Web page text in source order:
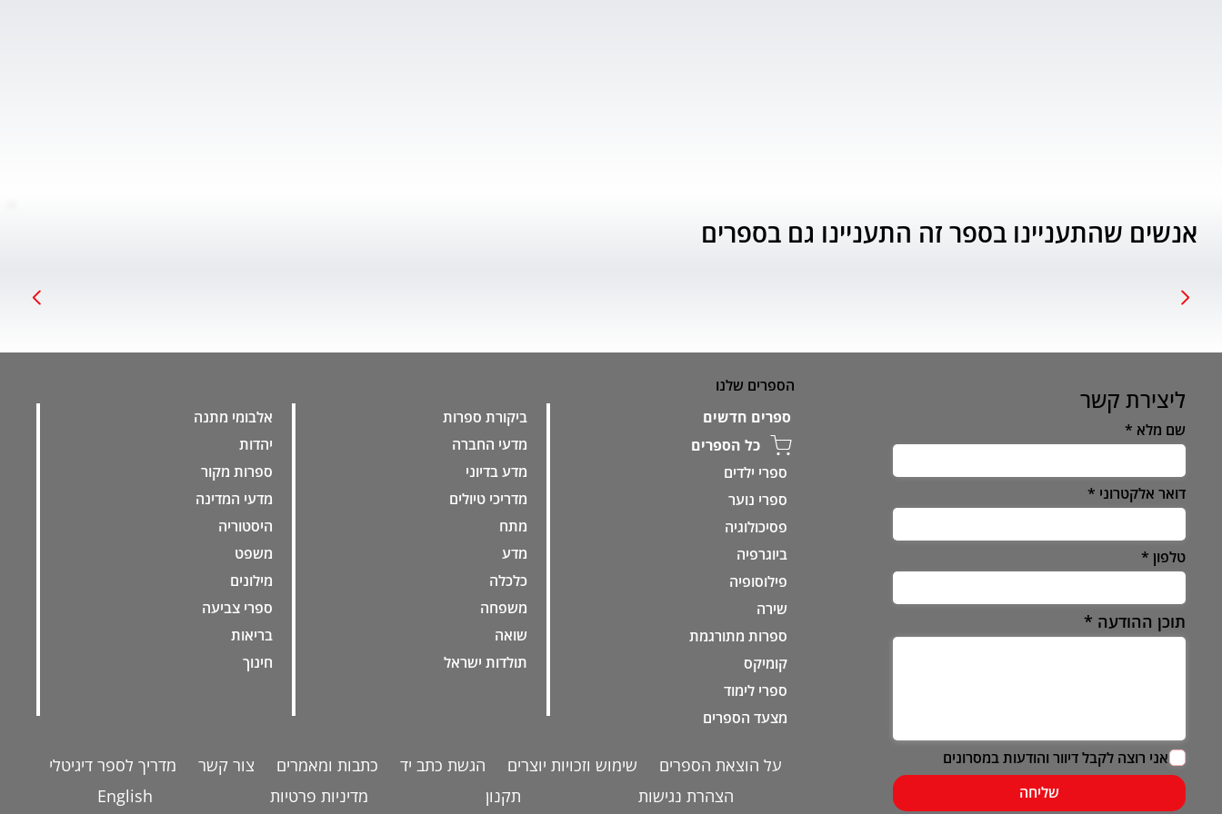
אנשים שהתעניינו בספר זה התעניינו גם בספרים
ליצירת קשר
שם מלא
דואר אלקטרוני
טלפון
תוכן ההודעה
אני רוצה לקבל דיוור והודעות במסרונים
שליחה
הספרים שלנו
ספרים חדשים
כל הספרים
ספרי ילדים
ספרי נוער
פסיכולוגיה
ביוגרפיה
פילוסופיה
שירה
ספרות מתורגמת
קומיקס
ספרי לימוד
מצעד הספרים
ביקורת ספרות
מדעי החברה
מדע בדיוני
מדריכי טיולים
מתח
מדע
כלכלה
משפחה
שואה
תולדות ישראל
אלבומי מתנה
יהדות
ספרות מקור
מדעי המדינה
היסטוריה
משפט
מילונים
ספרי צביעה
בריאות
חינוך
על הוצאת הספרים שימוש וזכויות יוצרים הגשת כתב יד כתבות ומאמרים צור קשר
מדריך לספר דיגיטלי
הצהרת נגישות
תקנון מדיניות פרטיות English